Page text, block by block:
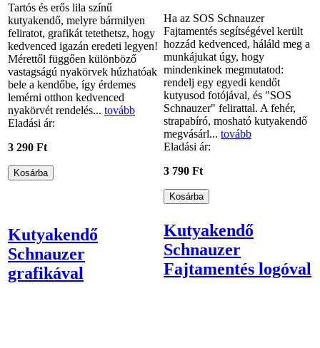
Tartós és erős lila színű
kutyakendő, melyre bármilyen
feliratot, grafikát tetethetsz, hogy
kedvenced igazán eredeti legyen!
Mérettől függően különböző
vastagságú nyakörvek húzhatóak
bele a kendőbe, így érdemes
lemérni otthon kedvenced
nyakörvét rendelés... tovább
Eladási ár:
3 290 Ft
Ha az SOS Schnauzer
Fajtamentés segítségével került
hozzád kedvenced, háláld meg a
munkájukat úgy, hogy
mindenkinek megmutatod:
rendelj egy egyedi kendőt
kutyusod fotójával, és "SOS
Schnauzer" felirattal. A fehér,
strapabíró, mosható kutyakendő
megvásárl... tovább
Eladási ár:
3 790 Ft
Kutyakendő
Schnauzer
grafikával
Kutyakendő
Schnauzer
Fajtamentés logóval